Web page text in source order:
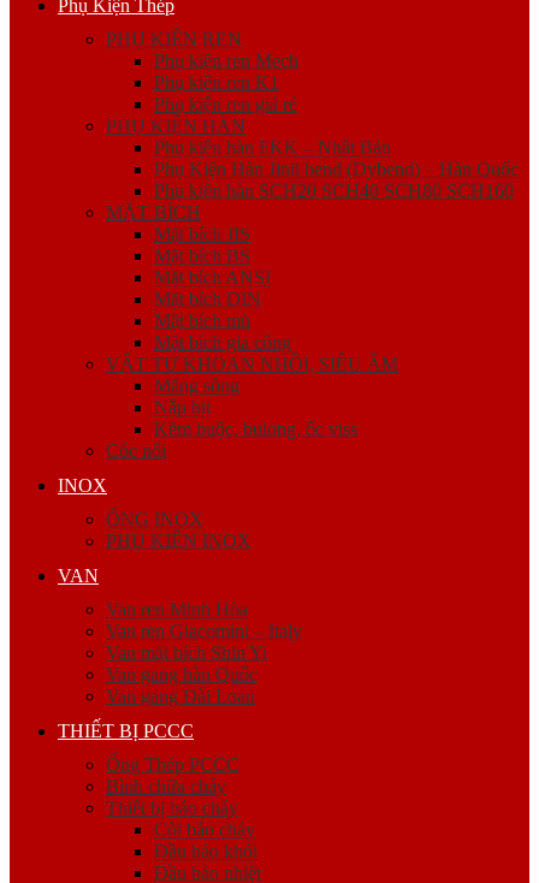
Phụ Kiện Thép
PHỤ KIỆN REN
Phụ kiện ren Mech
Phụ kiện ren K1
Phụ kiện ren giá rẻ
PHỤ KIỆN HÀN
Phụ kiện hàn FKK – Nhật Bản
Phụ Kiện Hàn Jinil bend (Dybend) – Hàn Quốc
Phụ kiện hàn SCH20 SCH40 SCH80 SCH160
MẶT BÍCH
Mặt bích JIS
Mặt bích BS
Mặt bích ANSI
Mặt bích DIN
Mặt bích mù
Mặt bích gia công
VẬT TƯ KHOAN NHỒI, SIÊU ÂM
Măng sông
Nắp bịt
Kẽm buộc, bulong, ốc viss
Cóc nối
INOX
ỐNG INOX
PHỤ KIỆN INOX
VAN
Van ren Minh Hòa
Van ren Giacomini – Italy
Van mặt bích Shin Yi
Van gang hàn Quốc
Van gang Đài Loan
THIẾT BỊ PCCC
Ống Thép PCCC
Bình chữa cháy
Thiết bị báo cháy
Còi báo cháy
Đầu báo khói
Đầu báo nhiệt